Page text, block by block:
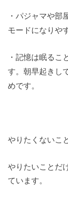
・パジャマや部
モードになりや
・記憶は眠るこ
す。朝早起きし
めです。
やりたくないこ
やりたいことだ
ています。